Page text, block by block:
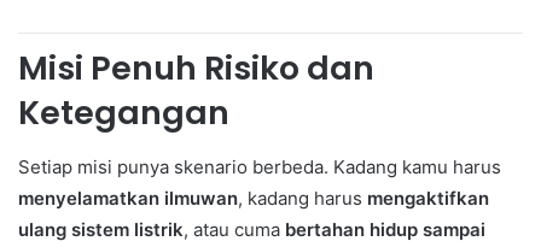
Misi Penuh Risiko dan
Ketegangan
Setiap misi punya skenario berbeda. Kadang kamu harus
menyelamatkan ilmuwan, kadang harus mengaktifkan
ulang sistem listrik, atau cuma bertahan hidup sampai